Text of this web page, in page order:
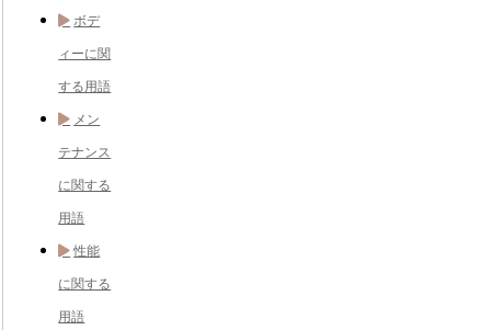
ボデ
ィーに関
する用語
メン
テナンス
に関する
用語
性能
に関する
用語